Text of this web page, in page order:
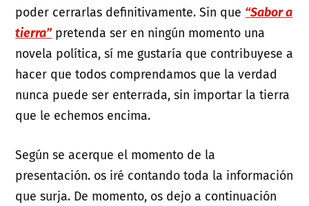
poder cerrarlas definitivamente. Sin que “Sabor a
tierra”pretenda ser en ningún momento una
novela política, sí me gustaría que contribuyese a
hacer que todos comprendamos que la verdad
nunca puede ser enterrada, sin importar la tierra
que le echemos encima.
Según se acerque el momento de la
presentación. os iré contando toda la información
que surja. De momento, os dejo a continuación